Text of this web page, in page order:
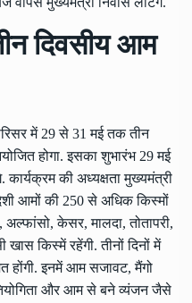
दिवसीय आम
परिसर में 29 से 31 मई तक तीन
होगा. इसका शुभारंभ 29 मई
की अध्यक्षता मुख्यमंत्री
आमों की 250 से अधिक किस्मों
केसर, मालदा, तोतापरी,
किस्में रहेंगी. तीनों दिनों में
होंगी. इनमें आम सजावट, मैंगो
और आम से बने व्यंजन जैसे